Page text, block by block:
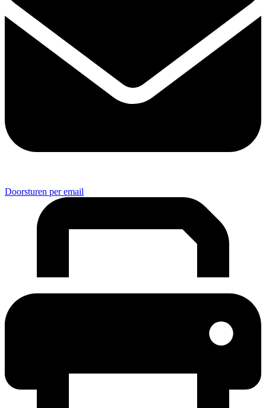
Doorsturen per email